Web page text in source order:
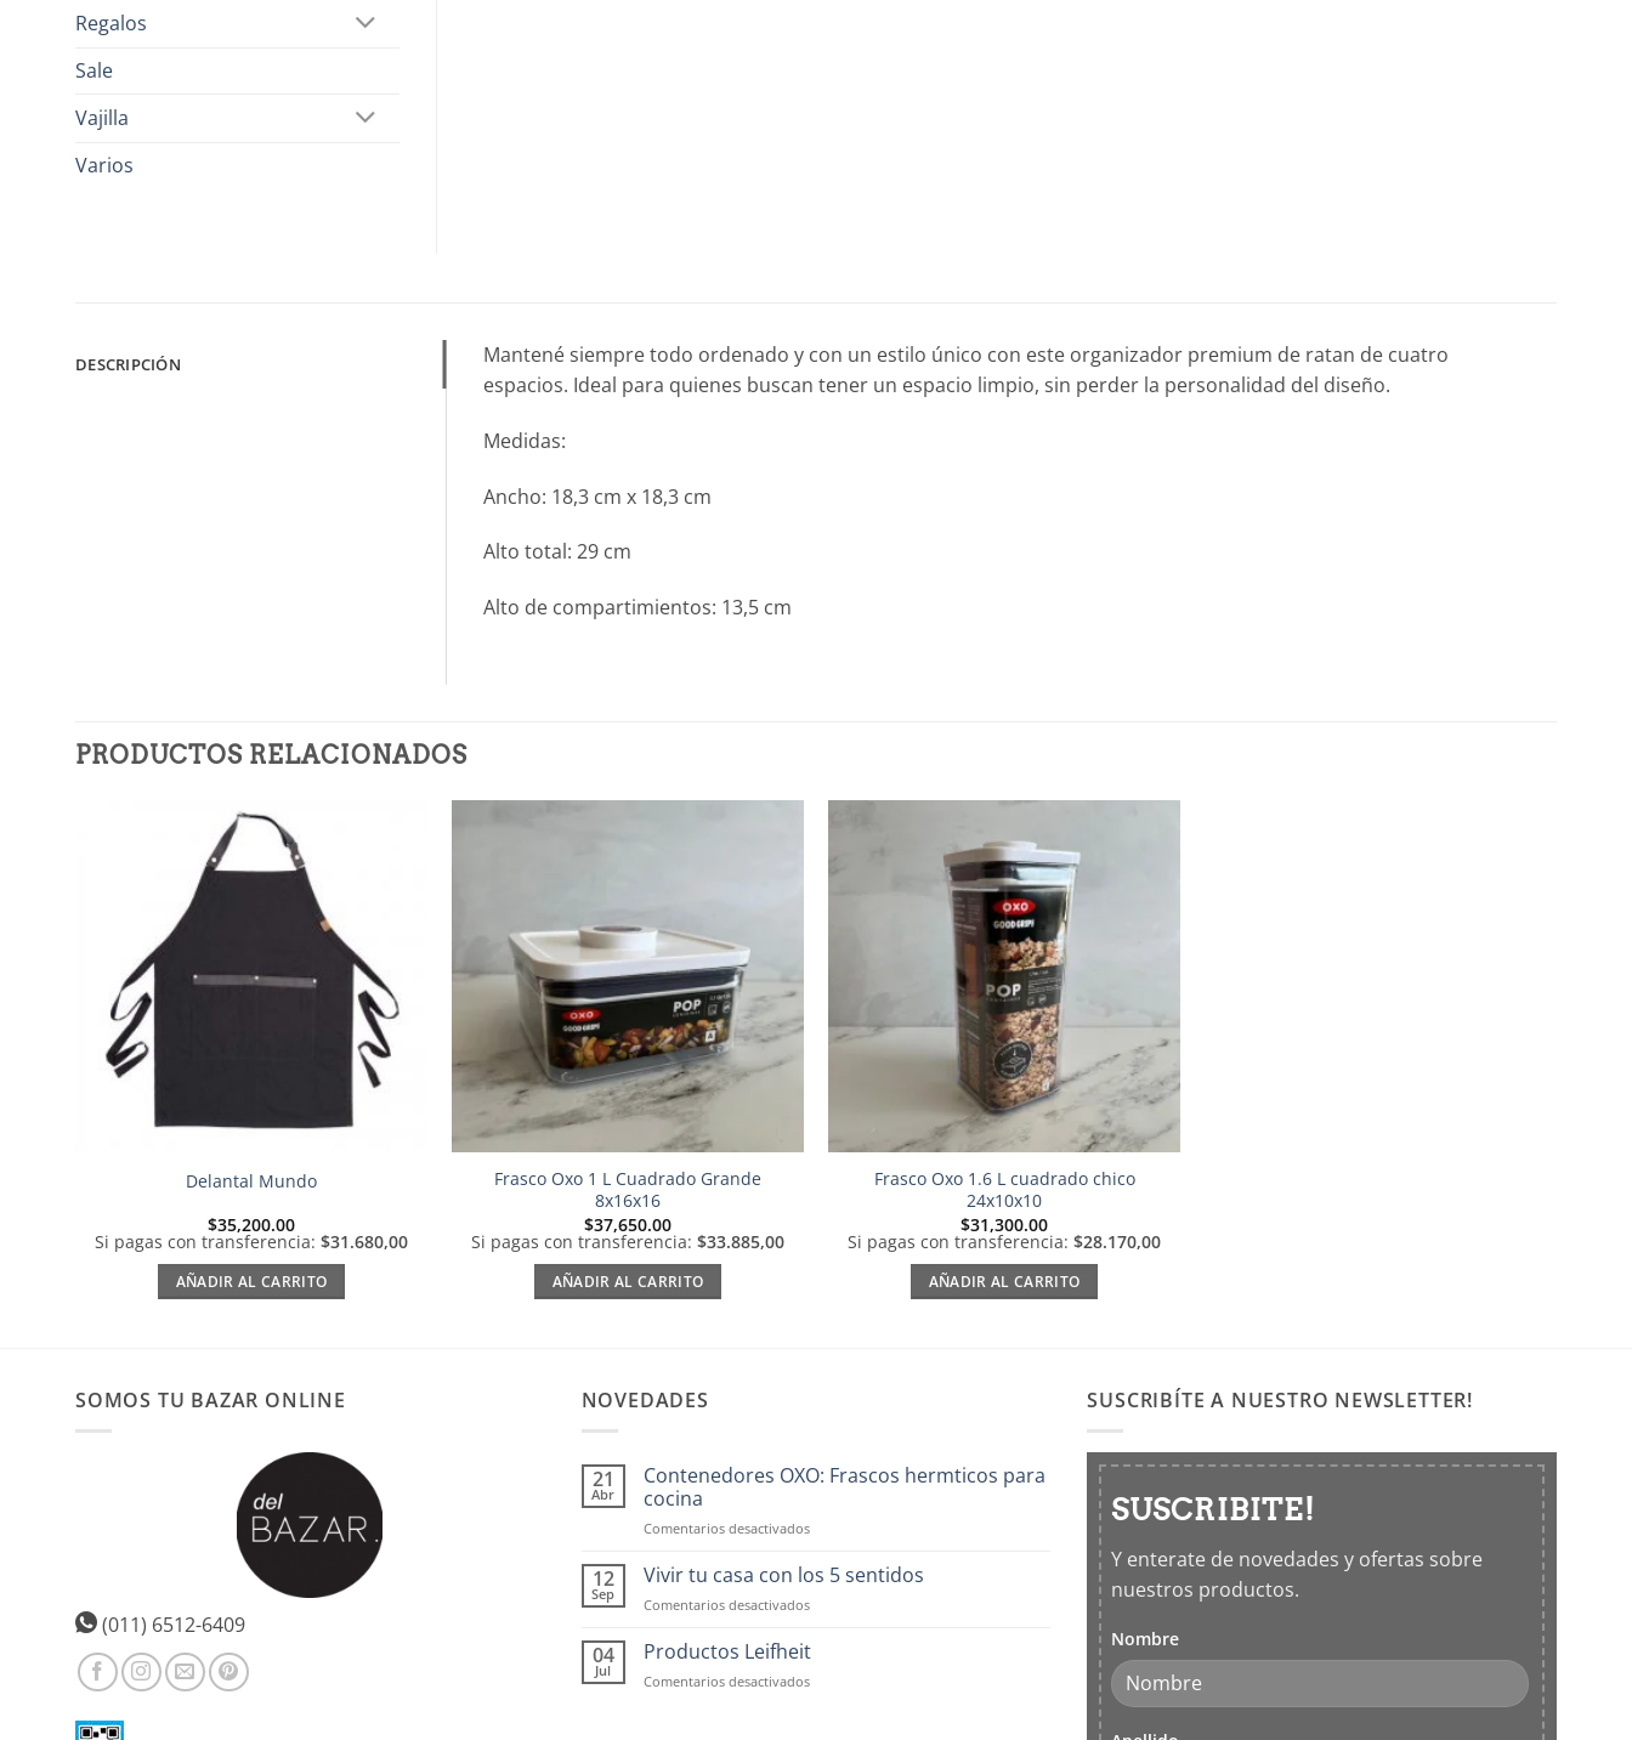
Regalos
Sale
Vajilla
Varios
DESCRIPCIÓN
Mantené siempre todo ordenado y con un estilo único con este organizador premium de ratan de cuatro
espacios. Ideal para quienes buscan tener un espacio limpio, sin perder la personalidad del diseño.
Medidas:
Ancho: 18,3 cm x 18,3 cm
Alto total: 29 cm
Alto de compartimientos: 13,5 cm
PRODUCTOS RELACIONADOS
Delantal Mundo
$35,200.00
Si pagas con transferencia: $31.680,00
AÑADIR AL CARRITO
Frasco Oxo 1 L Cuadrado Grande
8x16x16
$37,650.00
Si pagas con transferencia: $33.885,00
AÑADIR AL CARRITO
Frasco Oxo 1.6 L cuadrado chico
24x10x10
$31,300.00
Si pagas con transferencia: $28.170,00
AÑADIR AL CARRITO
SOMOS TU BAZAR ONLINE
(011) 6512-6409
NOVEDADES
21
Abr
Contenedores OXO: Frascos hermticos para
cocina
Comentarios desactivadosen
OXO:
Frascos
hermticos
cocina
12
Sep
Vivir tu casa con los 5 sentidos
Comentarios desactivadosen
tu
casa
con
04
Jul
Productos Leifheit
Comentarios desactivadosen
SUSCRIBÍTE A NUESTRO NEWSLETTER!
SUSCRIBITE!
Y enterate de novedades y ofertas sobre
nuestros productos.
Nombre